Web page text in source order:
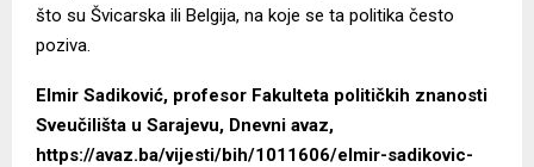
što su Švicarska ili Belgija, na koje se ta politika često
poziva.
Elmir Sadiković, profesor Fakulteta političkih znanosti
Sveučilišta u Sarajevu, Dnevni avaz,
https://avaz.ba/vijesti/bih/1011606/elmir-sadikovic-